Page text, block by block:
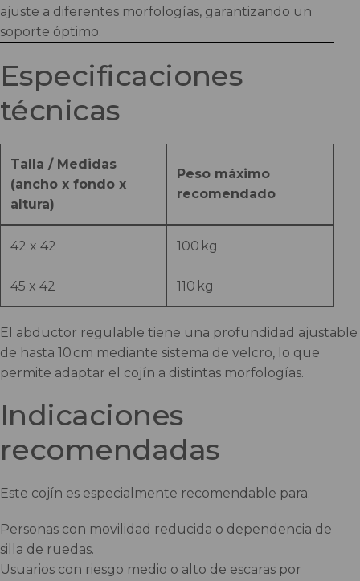
ajuste a diferentes morfologías, garantizando un
soporte óptimo.
Especificaciones
técnicas
Talla / Medidas
(ancho x fondo x
altura)
Peso máximo
recomendado
42 x 42 100 kg
45 x 42 110 kg
El abductor regulable tiene una profundidad ajustable
de hasta 10 cm mediante sistema de velcro, lo que
permite adaptar el cojín a distintas morfologías.
Indicaciones
recomendadas
Este cojín es especialmente recomendable para:
Personas con movilidad reducida o dependencia de
silla de ruedas.
Usuarios con riesgo medio o alto de escaras por